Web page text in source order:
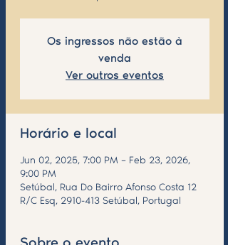
Os ingressos não estão à
venda
Ver outros eventos
Horário e local
Jun 02, 2025, 7:00 PM – Feb 23, 2026,
9:00 PM
Setúbal, Rua Do Bairro Afonso Costa 12
R/C Esq, 2910-413 Setúbal, Portugal